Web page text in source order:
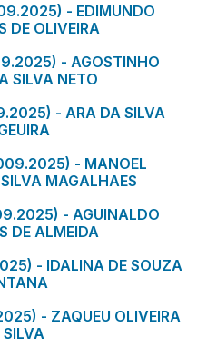
- EDIMUNDO
DE OLIVEIRA
- AGOSTINHO
SILVA NETO
- ARA DA SILVA
- MANOEL
MAGALHAES
- AGUINALDO
DE ALMEIDA
- IDALINA DE SOUZA
- ZAQUEU OLIVEIRA
SILVA